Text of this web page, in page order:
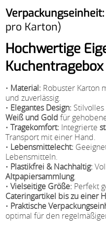
Verpackungseinheit:
pro Karton)
Hochwertige
• Material: Robuster Karton
und zuverlässig.
• Elegantes Design:
Weiß und Gold für
•Tragekomfort: Integrierte
Transport mit einer Hand.
• Lebensmittelecht:
Lebensmitteln.
• Plastikfrei & Nachhaltig:
Altpapiersammlung.
•Vielseitige Größe: Perfekt
Cateringartikel bis zu einer
• Praktische
optimal für den